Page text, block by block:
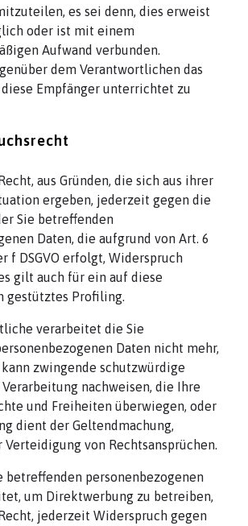
es sei denn, dies erweist
oder ist mit einem
Aufwand verbunden.
dem Verantwortlichen das
diese Empfänger unterrichtet zu
aus Gründen, die sich aus ihrer
ergeben, jederzeit gegen die
Sie betreffenden
Daten, die aufgrund von Art. 6
f DSGVO erfolgt, Widerspruch
gilt auch für ein auf diese
gestütztes Profiling.
verarbeitet die Sie
Daten nicht mehr,
zwingende schutzwürdige
nachweisen, die Ihre
und Freiheiten überwiegen, oder
dient der Geltendmachung,
Verteidigung von Rechtsansprüchen.
betreffenden personenbezogenen
um Direktwerbung zu betreiben,
jederzeit Widerspruch gegen